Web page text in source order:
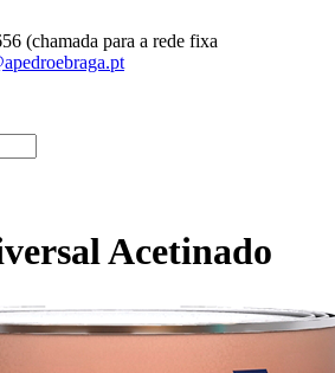
(chamada para a rede fixa
Acetinado